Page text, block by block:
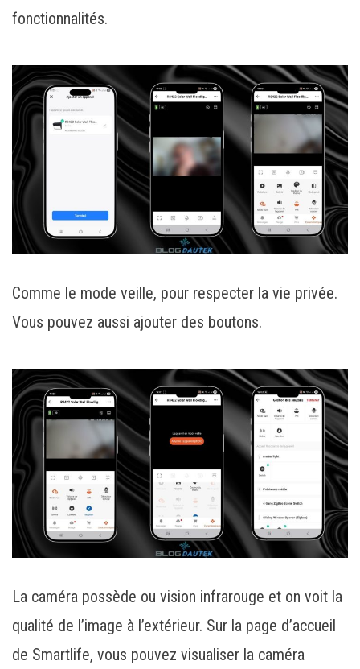
fonctionnalités.
Comme le mode veille, pour respecter la vie privée.
Vous pouvez aussi ajouter des boutons.
La caméra possède ou vision infrarouge et on voit la
qualité de l’image à l’extérieur. Sur la page d’accueil
de Smartlife, vous pouvez visualiser la caméra